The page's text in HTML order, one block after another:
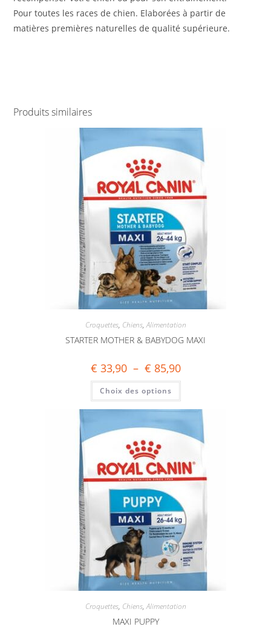
Pour toutes les races de chien. Elaborées à partir de
matières premières naturelles de qualité supérieure.
Produits similaires
Croquettes, Chiens,Alimentation
STARTER MOTHER & BABYDOG MAXI
€ 33,90 – € 85,90
Choix des options
Croquettes, Chiens,Alimentation
MAXI PUPPY